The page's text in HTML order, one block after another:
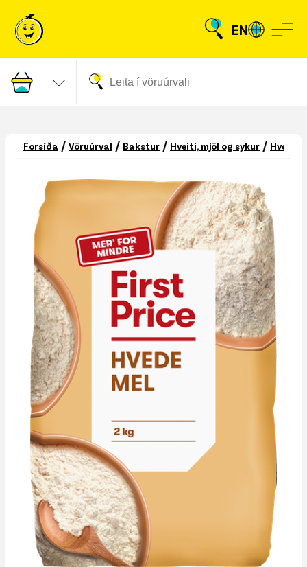
EN
Forsíða / Vöruúrval / Bakstur / Hveiti, mjöl og sykur / Hveiti